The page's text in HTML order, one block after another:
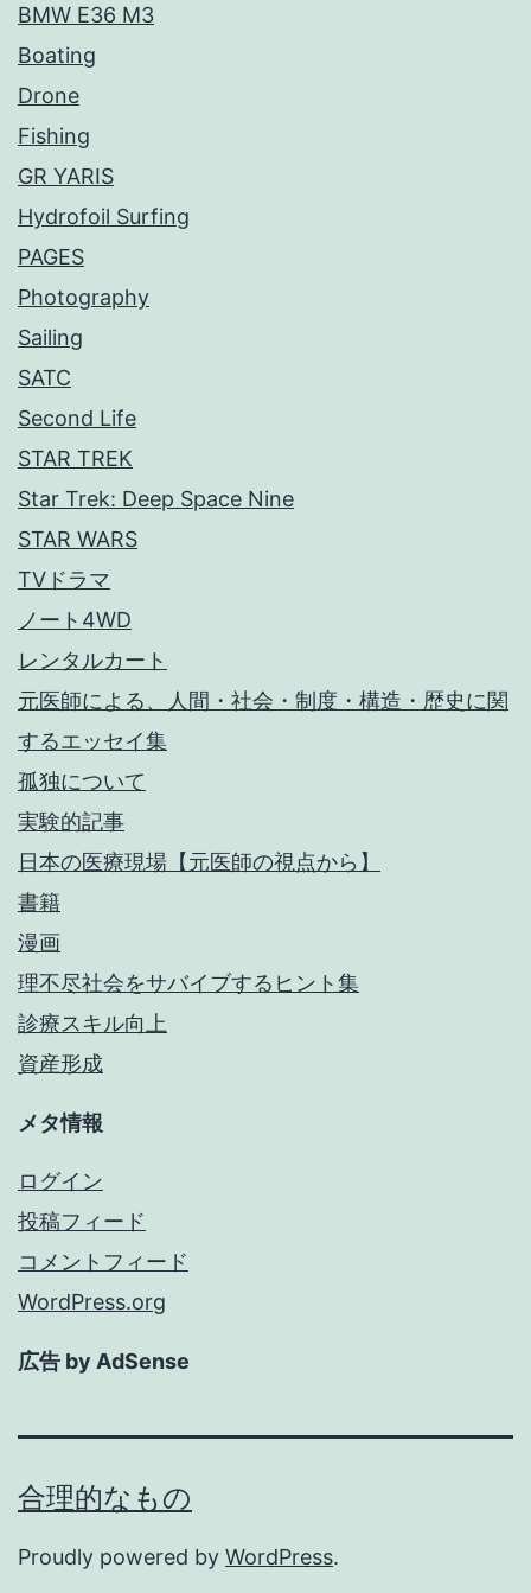
BMW E36 M3
Boating
Drone
Fishing
GR YARIS
Hydrofoil Surfing
PAGES
Photography
Sailing
SATC
Second Life
STAR TREK
Star Trek: Deep Space Nine
STAR WARS
TVドラマ
ノート4WD
レンタルカート
元医師による、人間・社会・制度・構造・歴史に関
するエッセイ集
孤独について
実験的記事
日本の医療現場【元医師の視点から】
書籍
漫画
理不尽社会をサバイブするヒント集
診療スキル向上
資産形成
メタ情報
ログイン
投稿フィード
コメントフィード
WordPress.org
広告 by AdSense
合理的なもの
Proudly powered by WordPress.